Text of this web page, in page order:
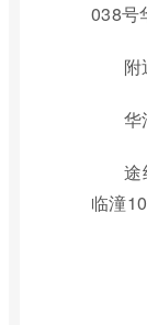
038号
附
华
途
临潼